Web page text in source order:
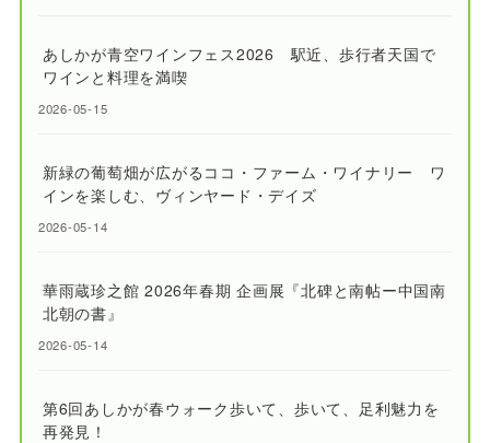
あしかが青空ワインフェス2026 駅近、歩行者天国で
ワインと料理を満喫
2026-05-15
新緑の葡萄畑が広がるココ・ファーム・ワイナリー ワ
インを楽しむ、ヴィンヤード・デイズ
2026-05-14
華雨蔵珍之館 2026年春期 企画展『北碑と南帖ー中国南
北朝の書』
2026-05-14
第6回あしかが春ウォーク歩いて、歩いて、足利魅力を
再発見！